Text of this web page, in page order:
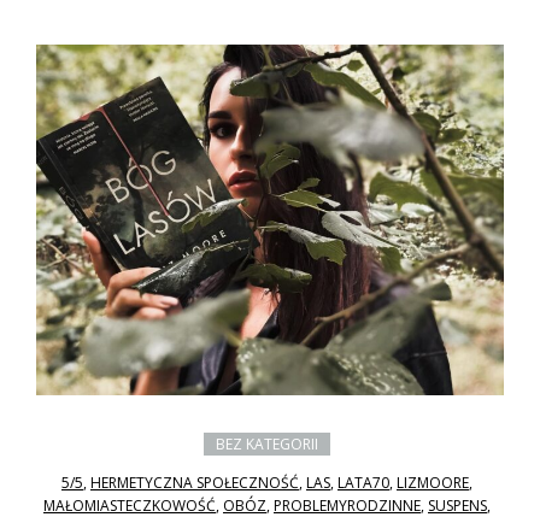
BEZ KATEGORII
5/5,HERMETYCZNA SPOŁECZNOŚĆ,LAS,LATA70,LIZMOORE,
MAŁOMIASTECZKOWOŚĆ, OBÓZ,PROBLEMYRODZINNE, SUSPENS,